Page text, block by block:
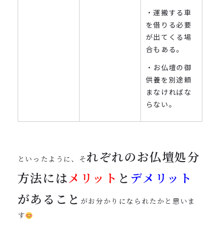
・運搬する車
を借りる必要
が出てくる場
合もある。
・お仏壇の御
供養を別途頼
まなければな
らない。
といったように、それぞれのお仏壇処分
方法にはメリット と デメリット
があること がお分かりになられたかと思いま
す